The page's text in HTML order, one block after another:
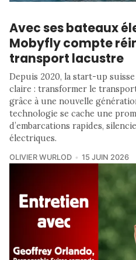
Avec ses bateaux
Mobyfly compte
transport lacustre
Depuis 2020, la start-up
claire : transformer le
grâce à une nouvelle
technologie se cache une
d’embarcations rapides,
électriques.
OLIVIER WURLOD 15 JUIN 2026